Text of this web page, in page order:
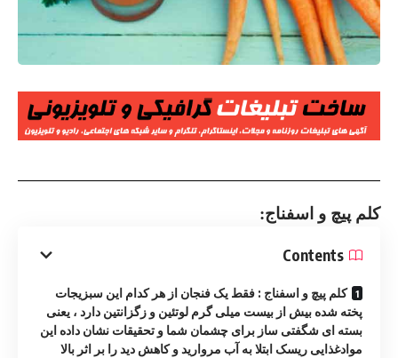
کلم پیچ و اسفناج:
Contents
کلم پیچ و اسفناج : فقط یک فنجان از هر کدام این سبزیجات
پخته شده بیش از بیست میلی گرم لوتئین و زگزانتین دارد ، یعنی
بسته ای شگفتی ساز برای چشمان شما و تحقیقات نشان داده این
موادغذایی ریسک ابتلا به آب مروارید و کاهش دید را بر اثر بالا